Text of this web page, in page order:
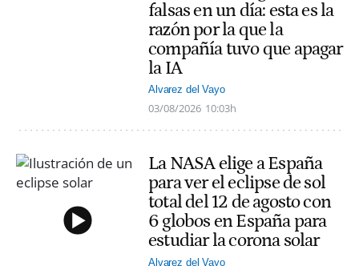
falsas en un día: esta es la
razón por la que la
compañía tuvo que apagar
la IA
Alvarez del Vayo
03/08/2026 10:03h
La NASA elige a España
para ver el eclipse de sol
total del 12 de agosto con
6 globos en España para
estudiar la corona solar
Alvarez del Vayo